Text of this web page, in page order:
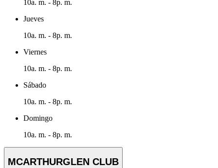
10a. m. - 8p. m.
Jueves
10a. m. - 8p. m.
Viernes
10a. m. - 8p. m.
Sábado
10a. m. - 8p. m.
Domingo
10a. m. - 8p. m.
MCARTHURGLEN CLUB